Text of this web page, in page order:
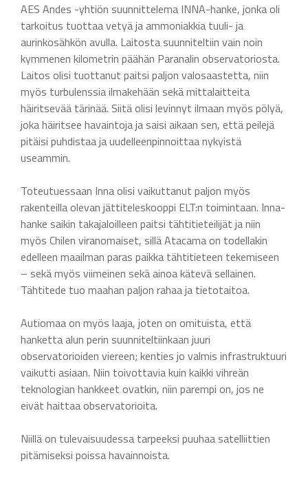
AES Andes -yhtiön suunnittelema INNA-hanke, jonka oli
tarkoitus tuottaa vetyä ja ammoniakkia tuuli- ja
aurinkosähkön avulla. Laitosta suunniteltiin vain noin
kymmenen kilometrin päähän Paranalin observatoriosta.
Laitos olisi tuottanut paitsi paljon valosaastetta, niin
myös turbulenssia ilmakehään sekä mittalaitteita
häiritsevää tärinää. Siitä olisi levinnyt ilmaan myös pölyä,
joka häiritsee havaintoja ja saisi aikaan sen, että peilejä
pitäisi puhdistaa ja uudelleenpinnoittaa nykyistä
useammin.
Toteutuessaan Inna olisi vaikuttanut paljon myös
rakenteilla olevan jättiteleskooppi ELT:n toimintaan. Inna-
hanke saikin takajaloilleen paitsi tähtitieteilijät ja niin
myös Chilen viranomaiset, sillä Atacama on todellakin
edelleen maailman paras paikka tähtitieteen tekemiseen
– sekä myös viimeinen sekä ainoa kätevä sellainen.
Tähtitede tuo maahan paljon rahaa ja tietotaitoa.
Autiomaa on myös laaja, joten on omituista, että
hanketta alun perin suunniteltiinkaan juuri
observatorioiden viereen; kenties jo valmis infrastruktuuri
vaikutti asiaan. Niin toivottavia kuin kaikki vihreän
teknologian hankkeet ovatkin, niin parempi on, jos ne
eivät haittaa observatorioita.
Niillä on tulevaisuudessa tarpeeksi puuhaa satelliittien
pitämiseksi poissa havainnoista.